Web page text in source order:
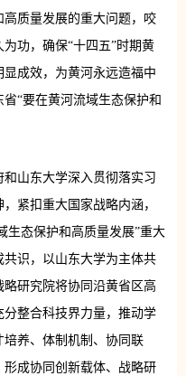
质量发展的重大问题，咬
功，确保“十四五”时期黄
成效，为黄河永远造福中
“要在黄河流域生态保护和
山东大学深入贯彻落实习
紧扣重大国家战略内涵，
生态保护和高质量发展”重大
识，以山东大学为主体共
研究院将协同沿黄省区高
整合科技界力量，推动学
养、体制机制、协同联
成协同创新载体、战略研